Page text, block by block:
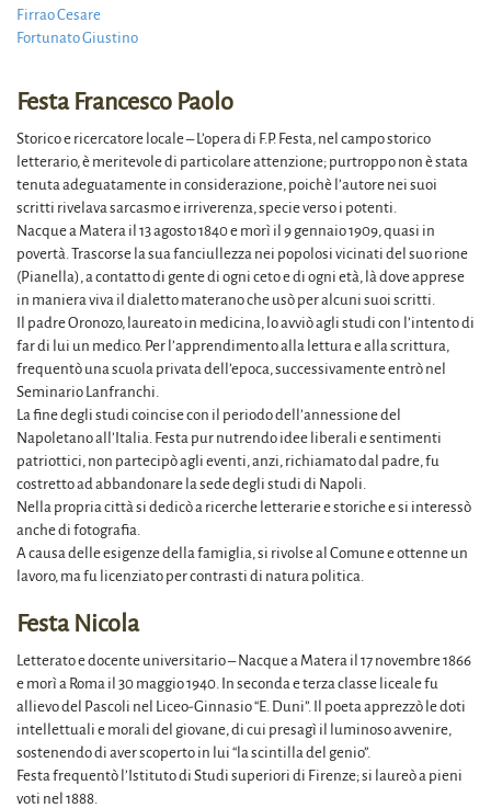
Firrao Cesare
Fortunato Giustino
Festa Francesco Paolo
Storico e ricercatore locale – L’opera di F.P. Festa, nel campo storico
letterario, è meritevole di particolare attenzione; purtroppo non è stata
tenuta adeguatamente in considerazione, poichè l’autore nei suoi
scritti rivelava sarcasmo e irriverenza, specie verso i potenti.
Nacque a Matera il 13 agosto 1840 e morì il 9 gennaio 1909, quasi in
povertà. Trascorse la sua fanciullezza nei popolosi vicinati del suo rione
(Pianella), a contatto di gente di ogni ceto e di ogni età, là dove apprese
in maniera viva il dialetto materano che usò per alcuni suoi scritti.
Il padre Oronozo, laureato in medicina, lo avviò agli studi con l’intento di
far di lui un medico. Per l’apprendimento alla lettura e alla scrittura,
frequentò una scuola privata dell’epoca, successivamente entrò nel
Seminario Lanfranchi.
La fine degli studi coincise con il periodo dell’annessione del
Napoletano all’Italia. Festa pur nutrendo idee liberali e sentimenti
patriottici, non partecipò agli eventi, anzi, richiamato dal padre, fu
costretto ad abbandonare la sede degli studi di Napoli.
Nella propria città si dedicò a ricerche letterarie e storiche e si interessò
anche di fotografia.
A causa delle esigenze della famiglia, si rivolse al Comune e ottenne un
lavoro, ma fu licenziato per contrasti di natura politica.
Festa Nicola
Letterato e docente universitario – Nacque a Matera il 17 novembre 1866
e morì a Roma il 30 maggio 1940. In seconda e terza classe liceale fu
allievo del Pascoli nel Liceo-Ginnasio “E. Duni”. Il poeta apprezzò le doti
intellettuali e morali del giovane, di cui presagì il luminoso avvenire,
sostenendo di aver scoperto in lui “la scintilla del genio”.
Festa frequentò l’Istituto di Studi superiori di Firenze; si laureò a pieni
voti nel 1888.